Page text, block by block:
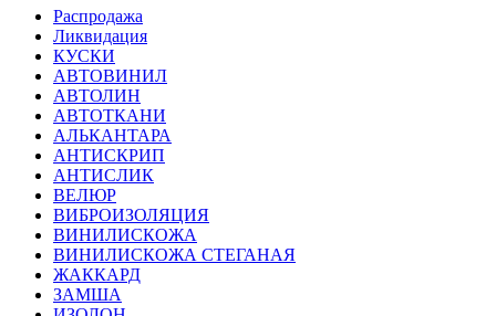
Распродажа
Ликвидация
КУСКИ
АВТОВИНИЛ
АВТОЛИН
АВТОТКАНИ
АЛЬКАНТАРА
АНТИСКРИП
АНТИСЛИК
ВЕЛЮР
ВИБРОИЗОЛЯЦИЯ
ВИНИЛИСКОЖА
ВИНИЛИСКОЖА СТЕГАНАЯ
ЖАККАРД
ЗАМША